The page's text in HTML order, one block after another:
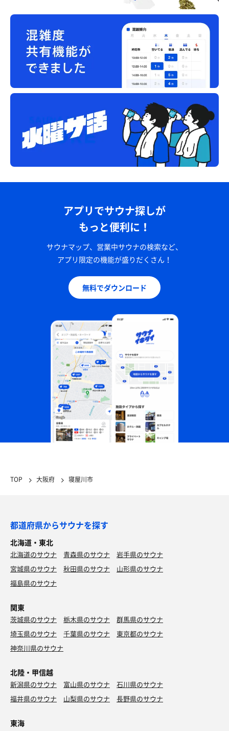
アプリでサウナ探しが
もっと便利に！
サウナマップ、営業中サウナの検索など、
アプリ限定の機能が盛りだくさん！
無料でダウンロード
TOP 大阪府 寝屋川市
都道府県からサウナを探す
北海道・東北
北海道のサウナ 青森県のサウナ
岩手県のサウナ
宮城県のサウナ
秋田県のサウナ
山形県のサウナ
福島県のサウナ
関東
茨城県のサウナ 栃木県のサウナ
群馬県のサウナ
埼玉県のサウナ
千葉県のサウナ
東京都のサウナ
神奈川県のサウナ
北陸・甲信越
新潟県のサウナ 富山県のサウナ
石川県のサウナ
福井県のサウナ
山梨県のサウナ 長野県のサウナ
東海